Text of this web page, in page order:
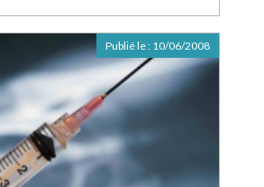
Publié le : 10/06/2008